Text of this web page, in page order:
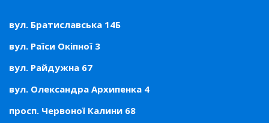
вул. Братиславська 14Б
вул. Раїси Окіпної 3
вул. Райдужна 67
вул. Олександра Архипенка 4
просп. Червоної Калини 68